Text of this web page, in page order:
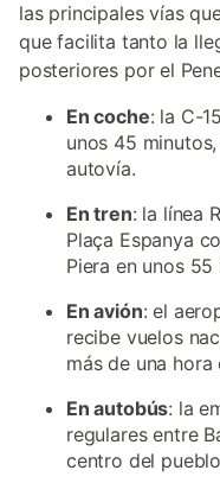
las principales vías
que facilita tanto la
posteriores por el
En coche: la C-
unos 45
autovía.
En tren: la línea
Plaça Espanya
Piera en unos 55
En avión: el
recibe vuelos
más de una hora
En autobús: la
regulares entre
centro del